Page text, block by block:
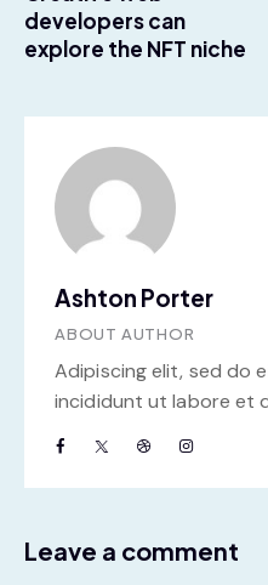
developers can
explore the NFT niche
Ashton Porter
ABOUT AUTHOR
Adipiscing elit, sed do
incididunt ut labore et
Leave a comment